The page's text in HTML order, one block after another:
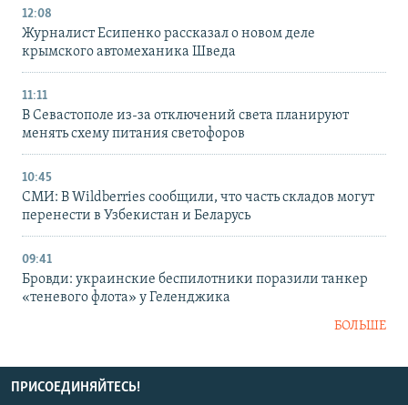
12:08
Журналист Есипенко рассказал о новом деле
крымского автомеханика Шведа
11:11
В Севастополе из-за отключений света планируют
менять схему питания светофоров
10:45
СМИ: В Wildberries сообщили, что часть складов могут
перенести в Узбекистан и Беларусь
09:41
Бровди: украинские беспилотники поразили танкер
«теневого флота» у Геленджика
БОЛЬШЕ
ПРИСОЕДИНЯЙТЕСЬ!